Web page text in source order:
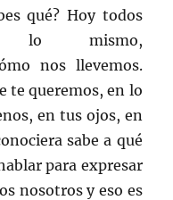
qué? Hoy todos
lo mismo,
nos llevemos.
te queremos, en lo
en tus ojos, en
sabe a qué
para expresar
nosotros y eso es